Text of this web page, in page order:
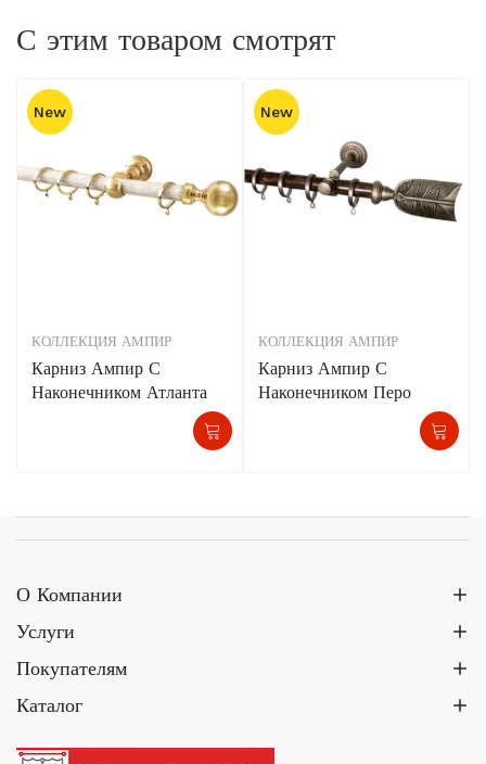
С этим товаром смотрят
New
КОЛЛЕКЦИЯ АМПИР
Карниз Ампир С
Наконечником Атланта
New
КОЛЛЕКЦИЯ АМПИР
Карниз Ампир С
Наконечником Перо
О Компании
Услуги
Покупателям
Каталог